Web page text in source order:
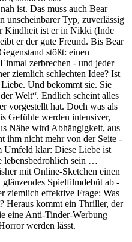
ist. Das muss auch Bear
unscheinbarer Typ, zuverlässig
Kindheit ist er in Nikki (Inde
er der gute Freund. Bis Bear
stößt: einen
zerbrechen - und jeder
ziemlich schlechten Idee? Ist
Und bekommt sie. Sie
Welt“. Endlich scheint alles
vorgestellt hat. Doch was als
Gefühle werden intensiver,
Nähe wird Abhängigkeit, aus
ihm nicht mehr von der Seite -
Umfeld klar: Diese Liebe ist
lebensbedrohlich sein …
mit Online-Sketchen einen
Spielfilmdebüt ab -
ziemlich effektive Frage: Was
Heraus kommt ein Thriller, der
eine Anti-Tinder-Werbung
werden lässt.